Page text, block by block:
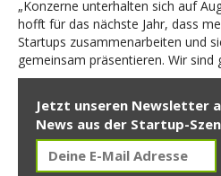
„Konzerne unterhalten sich auf
hofft für das nächste Jahr, dass
Startups zusammenarbeiten und
gemeinsam präsentieren. Wir sind
Jetzt unseren Newsletter
News aus der Startup-